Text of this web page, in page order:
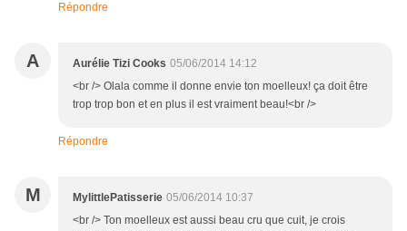
Répondre
A Aurélie Tizi Cooks 05/06/2014 14:12
<br /> Olala comme il donne envie ton moelleux! ça doit être
trop trop bon et en plus il est vraiment beau!<br />
Répondre
M MylittlePatisserie 05/06/2014 10:37
<br /> Ton moelleux est aussi beau cru que cuit, je crois